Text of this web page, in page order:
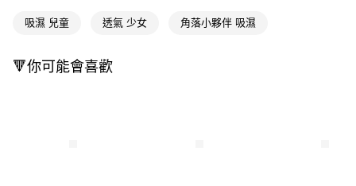
【關於「AFTEE先享後付」】
１．簡單：不需註冊會員、不需綁卡、不需儲值。
２．便利：只要手機號碼，簡訊認證，即可結帳。
即享券
運送方式
吸濕 兒童 透氣 少女 角落小夥伴 吸濕
🔻你可能會喜歡